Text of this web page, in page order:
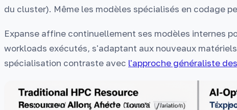
du cluster). Même les modèles spécialisés en codage
Expanse affine continuellement ses modèles internes
workloads exécutés, s'adaptant aux nouveaux
spécialisation contraste avec l'approche généraliste